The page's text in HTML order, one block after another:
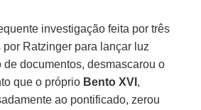
investigação feita por três
Ratzinger para lançar luz
de documentos, desmascarou o
que o próprio Bento XVI ,
ao pontificado, zerou